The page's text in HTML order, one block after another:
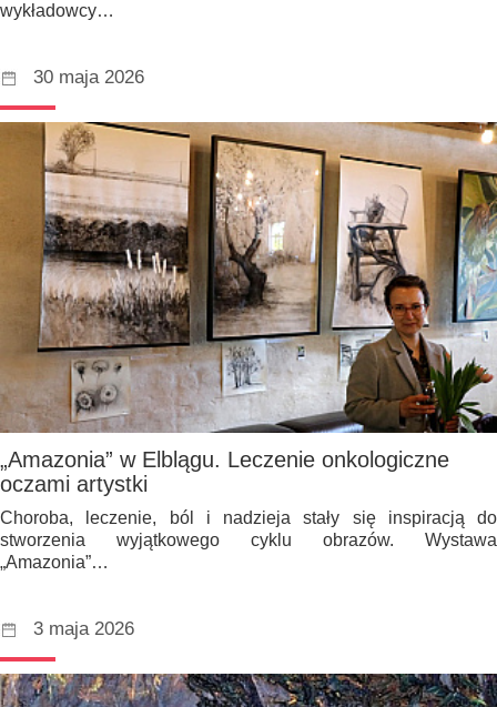
wykładowcy…
30 maja 2026
„Amazonia” w Elblągu. Leczenie onkologiczne
oczami artystki
Choroba, leczenie, ból i nadzieja stały się inspiracją do
stworzenia wyjątkowego cyklu obrazów. Wystawa
„Amazonia”…
3 maja 2026